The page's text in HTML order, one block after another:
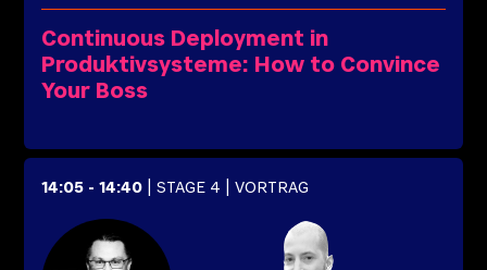
Continuous Deployment in
Produktivsysteme: How to Convince
Your Boss
14:05 -14:40 | STAGE 4 | VORTRAG